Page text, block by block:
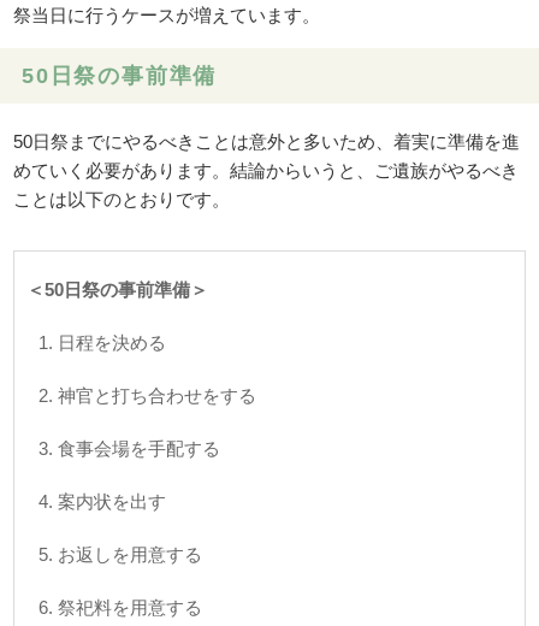
祭当日に行うケースが増えています。
50日祭の事前準備
50日祭までにやるべきことは意外と多いため、着実に準備を進
めていく必要があります。結論からいうと、ご遺族がやるべき
ことは以下のとおりです。
＜50日祭の事前準備＞
1. 日程を決める
2. 神官と打ち合わせをする
3. 食事会場を手配する
4. 案内状を出す
5. お返しを用意する
6. 祭祀料を用意する